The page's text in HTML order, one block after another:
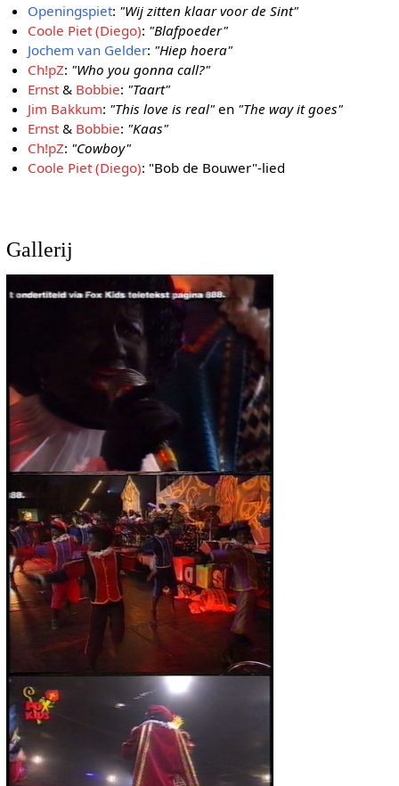
Openingspiet: "Wij zitten klaar voor de Sint"
Coole Piet (Diego): "Blafpoeder"
Jochem van Gelder: "Hiep hoera"
Ch!pZ: "Who you gonna call?"
Ernst & Bobbie: "Taart"
Jim Bakkum: "This love is real" en "The way it goes"
Ernst & Bobbie: "Kaas"
Ch!pZ: "Cowboy"
Coole Piet (Diego): "Bob de Bouwer"-lied
Gallerij